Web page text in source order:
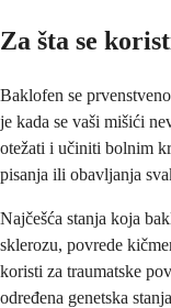
Za šta se
Baklofen se
je kada se vaši mišići
otežati i učiniti bolnim
pisanja ili obavljanja
Najčešća stanja koja
sklerozu, povrede
koristi za traumatske
određena genetska